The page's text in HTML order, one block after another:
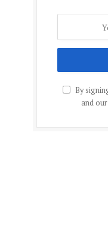
By
and our